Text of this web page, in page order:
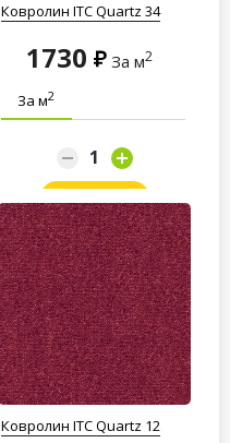
Ковролин ITC Quartz 34
1730 За м2
За м2
Ковролин ITC Quartz 12